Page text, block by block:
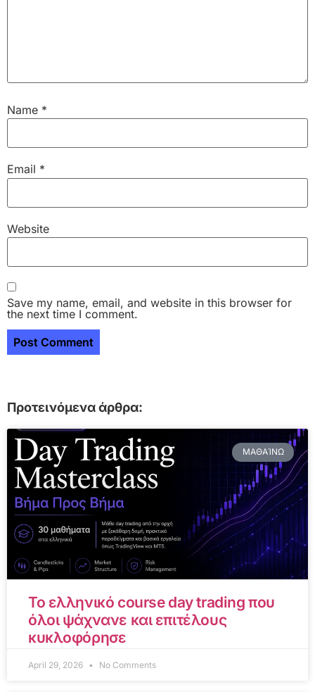
Name *
Email *
Website
Save my name, email, and website in this browser for
the next time I comment.
Προτεινόμενα άρθρα:
ΜΑΘΑΊΝΩ
Το ελληνικό course day trading που
όλοι ψάχνανε και επιτέλους
κυκλοφόρησε
April 29, 2026 No Comments